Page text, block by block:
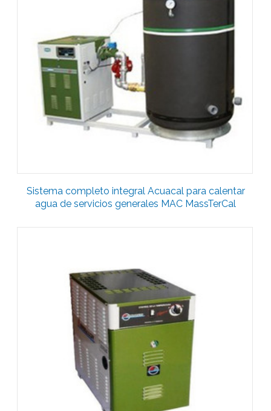
Sistema completo integral Acuacal para calentar
agua de servicios generales MAC MassTerCal